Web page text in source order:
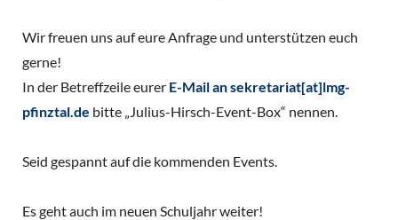
Wir freuen uns auf eure Anfrage und unterstützen euch
gerne!
In der Betreffzeile eurer E-Mail an sekretariat[at]lmg-
pfinztal.de bitte „Julius-Hirsch-Event-Box“ nennen.
Seid gespannt auf die kommenden Events.
Es geht auch im neuen Schuljahr weiter!